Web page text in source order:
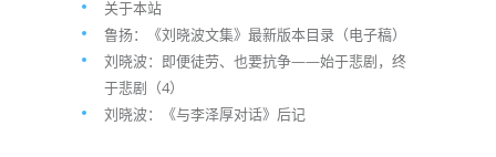
关于本站
鲁扬：《刘晓波文集》最新版本目录（电子稿）
刘晓波：即便徒劳、也要抗争——始于悲剧，终
于悲剧（4）
刘晓波：《与李泽厚对话》后记